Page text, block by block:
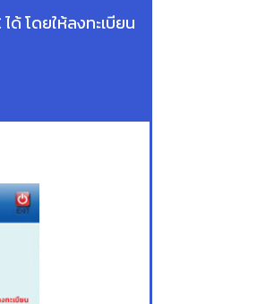
ด้ โดยให้ลงทะเบียน